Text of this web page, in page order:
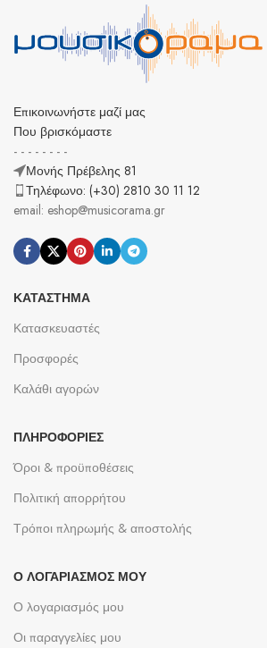
Επικοινωνήστε μαζί μας
Που βρισκόμαστε
- - - - - - - -
Μονής Πρέβελης 81
Τηλέφωνο: (+30) 2810 30 11 12
email: eshop@musicorama.gr
ΚΑΤΆΣΤΗΜΑ
Κατασκευαστές
Προσφορές
Καλάθι αγορών
ΠΛΗΡΟΦΟΡΊΕΣ
Όροι & προϋποθέσεις
Πολιτική απορρήτου
Τρόποι πληρωμής & αποστολής
Ο ΛΟΓΑΡΙΑΣΜΌΣ ΜΟΥ
Ο λογαριασμός μου
Οι παραγγελίες μου